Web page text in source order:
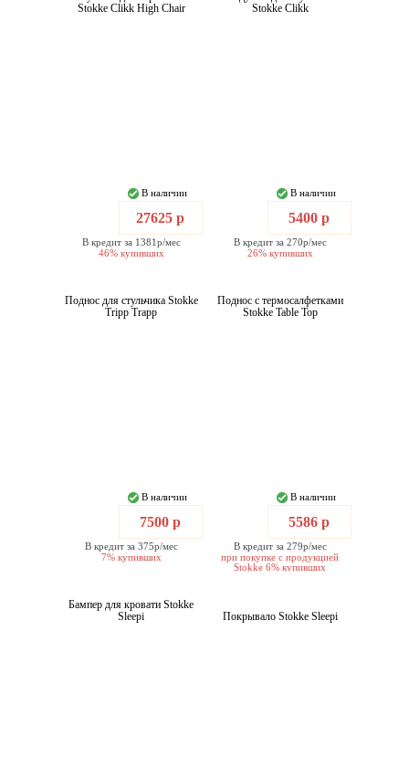
Stokke Clikk High Chair
В наличии
27625 р
В кредит за 1381р/мес
46% купивших
Stokke Clikk
В наличии
5400 р
В кредит за 270р/мес
26% купивших
Поднос для стульчика Stokke
Tripp Trapp
В наличии
7500 р
В кредит за 375р/мес
7% купивших
Поднос с термосалфетками
Stokke Table Top
В наличии
5586 р
В кредит за 279р/мес
при покупке с продукцией
Stokke 6% купивших
Бампер для кровати Stokke
Sleepi
Покрывало Stokke Sleepi